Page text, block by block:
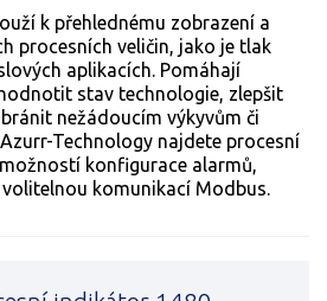
k přehlednému zobrazení a
procesních veličin, jako je tlak
aplikacích. Pomáhají
stav technologie, zlepšit
nežádoucím výkyvům či
Technology najdete procesní
konfigurace alarmů,
komunikací Modbus.